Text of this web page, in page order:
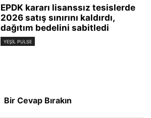
EPDK kararı lisanssız tesislerde
2026 satış sınırını kaldırdı,
dağıtım bedelini sabitledi
YEŞIL PULSE
Bir Cevap Bırakın